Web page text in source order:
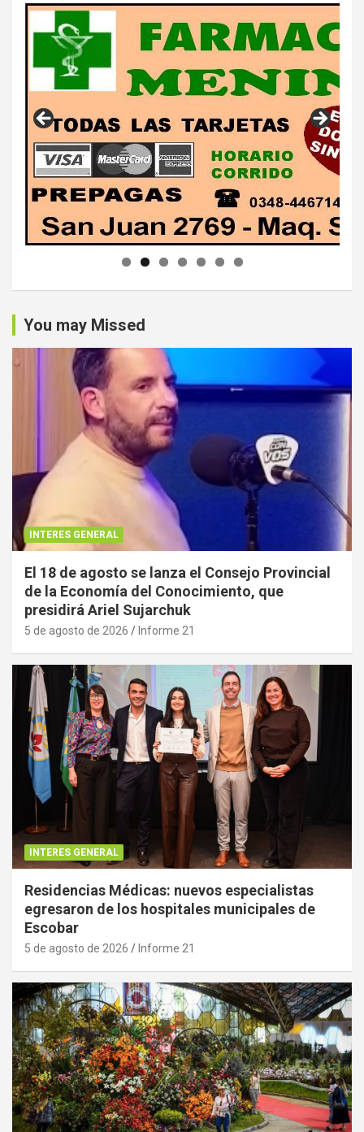
You may Missed
INTERES GENERAL
El 18 de agosto se lanza el Consejo Provincial
de la Economía del Conocimiento, que
presidirá Ariel Sujarchuk
5 de agosto de 2026 Informe 21
INTERES GENERAL
Residencias Médicas: nuevos especialistas
egresaron de los hospitales municipales de
Escobar
5 de agosto de 2026 Informe 21